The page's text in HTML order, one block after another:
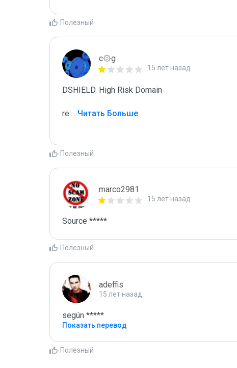
Полезный
c۞g
15 лет назад
DSHIELD. High Risk Domain
re:... Читать Больше
Полезный
marco2981
15 лет назад
Source *****
Полезный
adeffis
15 лет назад
según *****
Показать перевод
Полезный